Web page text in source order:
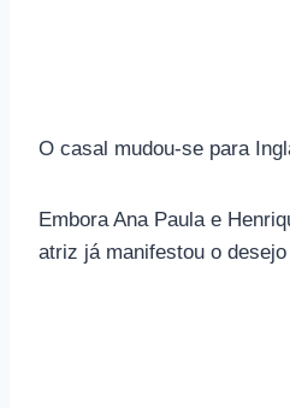
O casal mudou-se para
Embora Ana Paula e
atriz já manifestou o